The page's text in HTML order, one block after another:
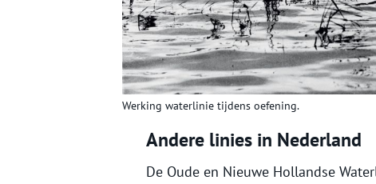
Werking waterlinie tijdens oefening.
Andere linies in Nederland
De Oude en Nieuwe Hollandse